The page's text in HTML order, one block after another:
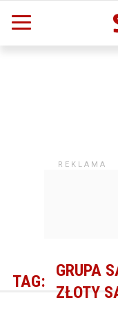
TAG:
GRUPA
ZŁOTY